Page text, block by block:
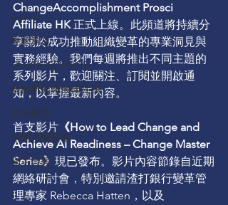
events
專家洞見
CHANGESIGHTS
案例研究與最佳實踐
高等教育
領導力與策略
變革管理
ChangeAccomplishment Prosci
Affiliate HK 正式上線。此頻道將持續分
享關於成功推動組織變革的專業洞見與
實務經驗。我們每週將推出不同主題的
系列影片，歡迎關注、訂閱並開啟通
知，以掌握最新內容。
首支影片 《How to Lead Change and
Achieve AI Readiness – Change Master
Series》 現已發布。影片內容節錄自近期
網絡研討會，特別邀請渣打銀行變革管
理專家 Rebecca Hatten，以及